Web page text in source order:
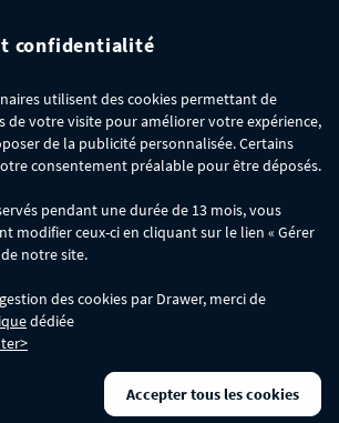
Gérer mes cookies
dès 300€ d'achat, avec le code BIKINI30
dès 500€ d'achat, avec le code BIKINI50
et BIKINI100 ne sont valables que sur
pas cumulables entre eux, ni avec d'autres codes
se calculera automatiquement dans votre panier
au 11/08 inclus : profitez de remises allant jusqu'à
de produits. Opération valable dans la limite des
confidentialité
utilisent des cookies permettant de
de votre visite pour améliorer votre expérience,
de la publicité personnalisée. Certains
consentement préalable pour être déposés.
pendant une durée de 13 mois, vous
modifier ceux-ci en cliquant sur le lien « Gérer
notre site.
des cookies par Drawer, merci de
dédiée
Accepter tous les cookies